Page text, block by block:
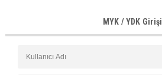
MYK / YDK Girişi